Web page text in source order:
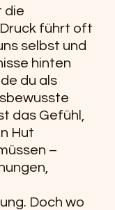
die
führt oft
selbst und
hinten
du als
das Gefühl,
Hut
–
Doch wo